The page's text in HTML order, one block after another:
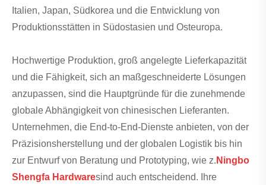
Italien, Japan, Südkorea und die Entwicklung von
Produktionsstätten in Südostasien und Osteuropa.
Hochwertige Produktion, groß angelegte Lieferkapazität
und die Fähigkeit, sich an maßgeschneiderte Lösungen
anzupassen, sind die Hauptgründe für die zunehmende
globale Abhängigkeit von chinesischen Lieferanten.
Unternehmen, die End-to-End-Dienste anbieten, von der
Präzisionsherstellung und der globalen Logistik bis hin
zur Entwurf von Beratung und Prototyping, wie z. Ningbo
Shengfa Hardwaresind auch entscheidend. Ihre